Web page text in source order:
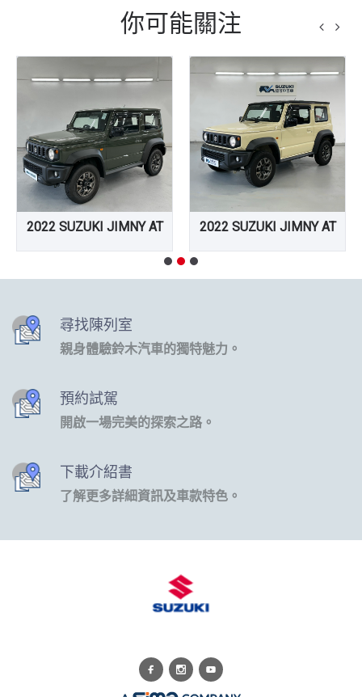
你可能關注
2022 SUZUKI JIMNY AT 2022 SUZUKI JIMNY AT
尋找陳列室
親身體驗鈴木汽車的獨特魅力。
預約試駕
開啟一場完美的探索之路。
下載介紹書
了解更多詳細資訊及車款特色。